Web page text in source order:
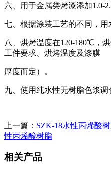
六、用于金属类烤漆添加1.0-
七、根据涂装工艺的不同，用
八、烘烤温度在120-180℃，
工件要求、烘烤温度及漆膜
厚度而定）。
九、使用纯水性无树脂色浆调
上一篇： SZK-18水性丙烯酸
性丙烯酸树脂
相关产品